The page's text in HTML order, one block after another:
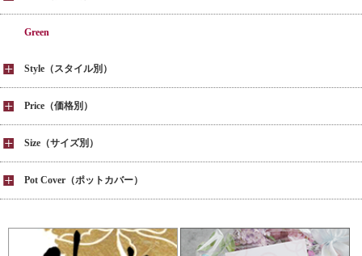
Green
Style（スタイル別）
Price（価格別）
Size（サイズ別）
Pot Cover（ポットカバー）